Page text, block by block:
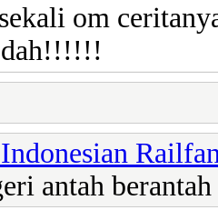
om
dah!!!!!!
antah berantah